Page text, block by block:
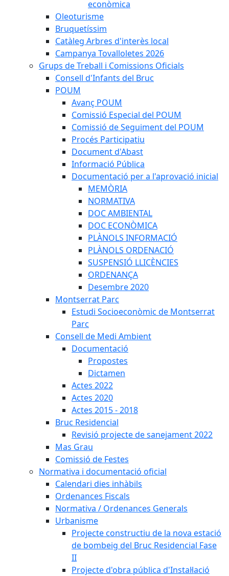
econòmica
Oleoturisme
Bruquetíssim
Catàleg Arbres d'interès local
Campanya Tovalloletes 2026
Grups de Treball i Comissions Oficials
Consell d'Infants del Bruc
POUM
Avanç POUM
Comissió Especial del POUM
Comissió de Seguiment del POUM
Procés Participatiu
Document d'Abast
Informació Pública
Documentació per a l'aprovació inicial
MEMÒRIA
NORMATIVA
DOC AMBIENTAL
DOC ECONÒMICA
PLÀNOLS INFORMACIÓ
PLÀNOLS ORDENACIÓ
SUSPENSIÓ LLICÈNCIES
ORDENANÇA
Desembre 2020
Montserrat Parc
Estudi Socioeconòmic de Montserrat
Parc
Consell de Medi Ambient
Documentació
Propostes
Dictamen
Actes 2022
Actes 2020
Actes 2015 - 2018
Bruc Residencial
Revisió projecte de sanejament 2022
Mas Grau
Comissió de Festes
Normativa i documentació oficial
Calendari dies inhàbils
Ordenances Fiscals
Normativa / Ordenances Generals
Urbanisme
Projecte constructiu de la nova estació
de bombeig del Bruc Residencial Fase
II
Projecte d'obra pública d'Instal·lació